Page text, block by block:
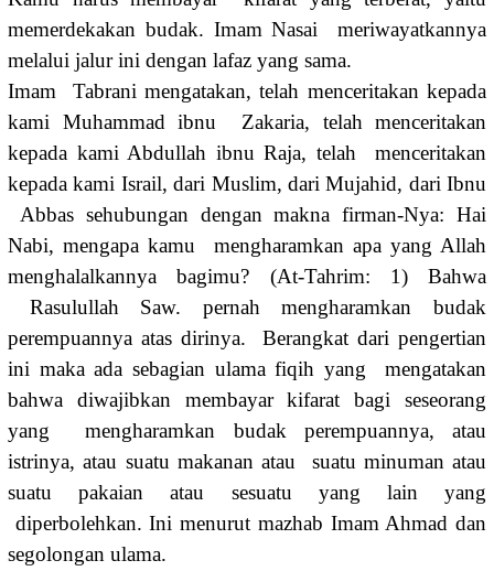
memerdekakan budak. Imam Nasai meriwayatkannya
melalui jalur ini dengan lafaz yang sama.
Imam Tabrani mengatakan, telah menceritakan kepada
kami Muhammad ibnu Zakaria, telah menceritakan
kepada kami Abdullah ibnu Raja, telah menceritakan
kepada kami Israil, dari Muslim, dari Mujahid, dari Ibnu
Abbas sehubungan dengan makna firman-Nya: Hai
Nabi, mengapa kamu mengharamkan apa yang Allah
menghalalkannya bagimu? (At-Tahrim: 1) Bahwa
Rasulullah Saw. pernah mengharamkan budak
perempuannya atas dirinya. Berangkat dari pengertian
ini maka ada sebagian ulama fiqih yang mengatakan
bahwa diwajibkan membayar kifarat bagi seseorang
yang mengharamkan budak perempuannya, atau
istrinya, atau suatu makanan atau suatu minuman atau
suatu pakaian atau sesuatu yang lain yang
diperbolehkan. Ini menurut mazhab Imam Ahmad dan
segolongan ulama.